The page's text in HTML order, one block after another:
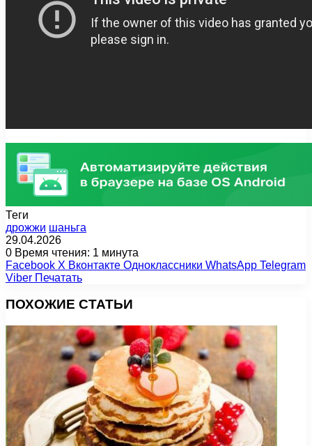
Теги
дрожжи шаньга
29.04.2026
0 Время чтения: 1 минута
Facebook X Вконтакте Одноклассники WhatsApp Telegram
Viber Печатать
ПОХОЖИЕ СТАТЬИ